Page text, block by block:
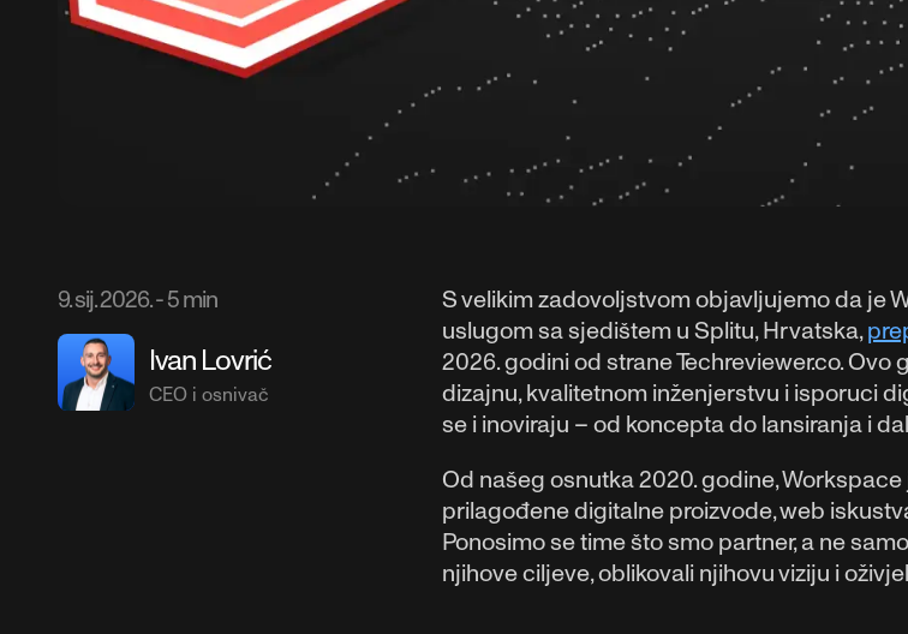
9. sij. 2026.-5 min
Ivan Lovrić
CEO i osnivač
S velikim zadovoljstvom objavljujemo da je
uslugom sa sjedištem u Splitu, Hrvatska,
2026. godini od strane Techreviewer.co.
dizajnu, kvalitetnom inženjerstvu i isporuci
se i inoviraju – od koncepta do lansiranja i
Od našeg osnutka 2020. godine,
prilagođene digitalne proizvode, web
Ponosimo se time što smo partner, a ne
njihove ciljeve, oblikovali njihovu viziju i